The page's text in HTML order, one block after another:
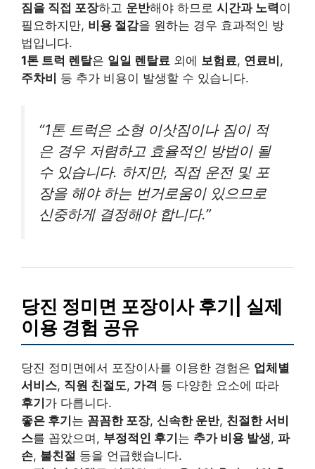
짐을 직접 포장하고 운반해야 하므로 시간과 노력이
필요하지만, 비용 절감을 원하는 경우 효과적인 방
법입니다.
1톤 트럭 렌탈은 일일 렌탈료 외에 보험료, 연료비 ,
주차비
등 추가 비용이 발생할 수 있습니다.
“1톤 트럭은 소형 이삿짐이나 짐이 적
은 경우 저렴하고 효율적인 방법이 될
수 있습니다. 하지만, 직접 운전 및 포
장을 해야 하는 번거로움이 있으므로
신중하게 결정해야 합니다.”
당진 정미면 포장이사 후기| 실제
이용 경험 공유
당진 정미면에서 포장이사를 이용한 경험은 업체별
서비스, 직원 친절도, 가격 등 다양한 요소에 따라
후기가 다릅니다.
좋은 후기는 꼼꼼한 포장, 신속한 운반, 친절한 서비
스를 꼽았으며, 부정적인 후기는 추가 비용 발생, 파
손, 불친절 등을 언급했습니다.